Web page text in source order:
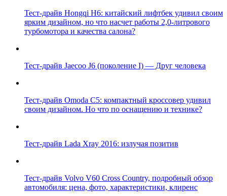
Тест-драйв Hongqi H6: китайский лифтбек удивил своим
ярким дизайном, но что насчет работы 2,0-литрового
турбомотора и качества салона?
Тест-драйв Jaecoo J6 (поколение I) — Друг человека
Тест-драйв Omoda C5: компактный кроссовер удивил
своим дизайном. Но что по оснащению и технике?
Тест-драйв Lada Xray 2016: излучая позитив
Тест-драйв Volvo V60 Cross Country, подробный обзор
автомобиля: цена, фото, характеристики, клиренс